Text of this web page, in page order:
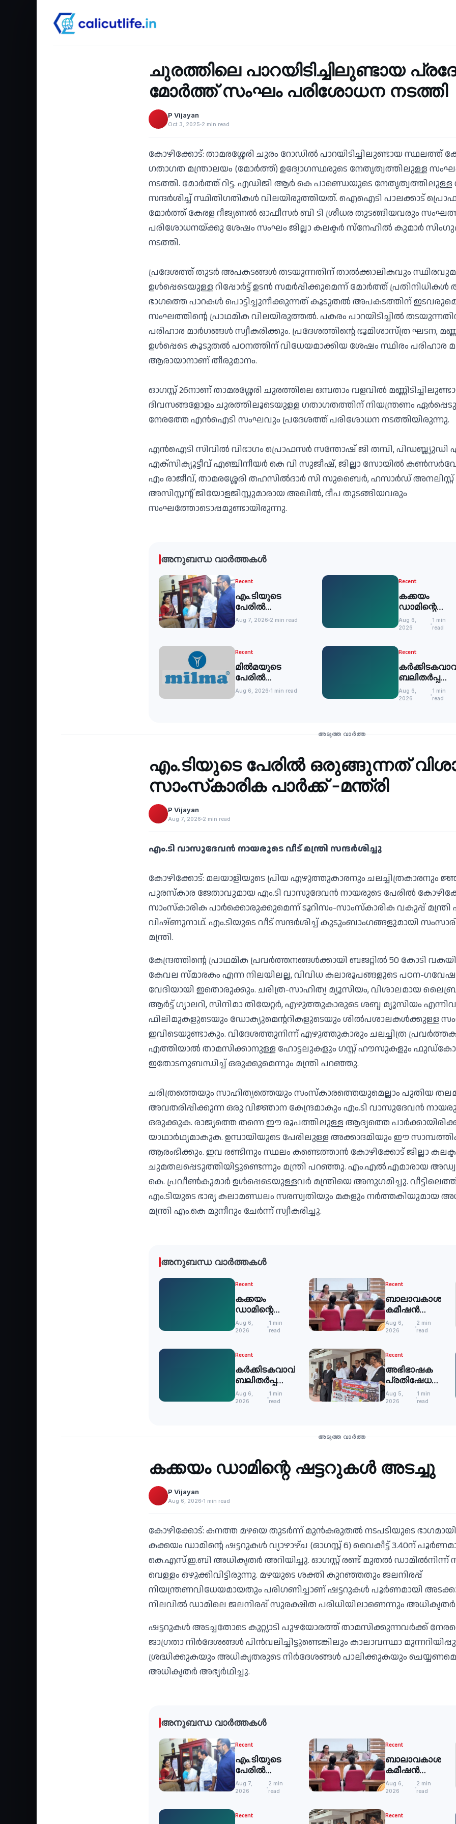
‹
ചുരത്തിലെ പാറയിടിച്ചിലുണ്ടായ
മോര്‍ത്ത് സംഘം പരിശോധന നടത്തി
P Vijayan
Oct 3, 2025 2 min read
കോഴിക്കോട്: താമരശ്ശേരി ചുരം റോഡില്‍ പാറയിടിച്ചിലുണ്ടായ സ്ഥലത്ത്
ഗതാഗത മന്ത്രാലയം (മോര്‍ത്ത്) ഉദ്യോഗസ്ഥരുടെ നേതൃത്വത്തിലുള്ള
നടത്തി. മോര്‍ത്ത് റിട്ട. എഡിജി ആര്‍ കെ പാണ്ഡെയുടെ
സന്ദര്‍ശിച്ച് സ്ഥിതിഗതികള്‍ വിലയിരുത്തിയത്. ഐഐടി പാലക്കാട്
മോര്‍ത്ത് കേരള റീജ്യണല്‍ ഓഫീസര്‍ ബി ടി ശ്രീധര തുടങ്ങിയവരും
പരിശോധനയ്ക്കു ശേഷം സംഘം ജില്ലാ കലക്ടര്‍ സ്‌നേഹില്‍ കുമാര്‍
നടത്തി.
പ്രദേശത്ത് തുടര്‍ അപകടങ്ങള്‍ തടയുന്നതിന് താല്‍ക്കാലികവും
ഉള്‍പ്പെടെയുള്ള റിപ്പോര്‍ട്ട് ഉടന്‍ സമര്‍പ്പിക്കുമെന്ന് മോര്‍ത്ത്
ഭാഗത്തെ പാറകള്‍ പൊട്ടിച്ചുനീക്കുന്നത് കൂടുതല്‍ അപകടത്തിന്
സംഘത്തിന്റെ പ്രാഥമിക വിലയിരുത്തല്‍. പകരം പാറയിടിച്ചില്‍
പരിഹാര മാര്‍ഗങ്ങള്‍ സ്വീകരിക്കും. പ്രദേശത്തിന്റെ ഭൂമിശാസ്ത്ര ഘടന,
ഉള്‍പ്പെടെ കൂടുതല്‍ പഠനത്തിന് വിധേയമാക്കിയ ശേഷം സ്ഥിരം പരിഹാര
ആരായാനാണ് തീരുമാനം.
ഓഗസ്റ്റ് 26നാണ് താമരശ്ശേരി ചുരത്തിലെ ഒമ്പതാം വളവില്‍
ദിവസങ്ങളോളം ചുരത്തിലൂടെയുള്ള ഗതാഗതത്തിന് നിയന്ത്രണം
നേരത്തേ എന്‍ഐടി സംഘവും പ്രദേശത്ത് പരിശോധന നടത്തിയിരുന്നു.
എന്‍ഐടി സിവില്‍ വിഭാഗം പ്രൊഫസര്‍ സന്തോഷ് ജി തമ്പി, പിഡബ്ല്യുഡി
എക്‌സിക്യൂട്ടീവ് എഞ്ചിനീയര്‍ കെ വി സുജീഷ്, ജില്ലാ സോയില്‍
എം രാജീവ്, താമരശ്ശേരി തഹസില്‍ദാര്‍ സി സുബൈര്‍, ഹസാര്‍ഡ് അനലിസ്റ്റ്
അസിസ്റ്റന്റ് ജിയോളജിസ്റ്റുമാരായ അഖില്‍, ദീപ തുടങ്ങിയവരും
സംഘത്തോടൊപ്പമുണ്ടായിരുന്നു.
അനുബന്ധ വാർത്തകൾ
Recent
എം.ടിയുടെ
പേരില്‍
ഒരുങ്ങുന്നത്
പാര്‍ക്ക് -മന്ത്രി
Aug 7, 2026 2 min read
Recent
കക്കയം
ഡാമിന്റെ
ഷട്ടറുകള്‍
അടച്ചു
Aug 6,
2026
1 min
read
Recent
മില്‍മയുടെ
പേരില്‍
വ്യാജസന്ദേശം:
Aug 6, 2026 1 min read
Recent
ബലിതര്‍പ്പണം:
ഹരിതചട്ടം
കര്‍ശനമായി
Aug 6,
2026
1 min
read
അടുത്ത വാർത്ത
‹
എം.ടിയുടെ പേരില്‍ ഒരുങ്ങുന്നത്
സാംസ്‌കാരിക പാര്‍ക്ക് -മന്ത്രി
P Vijayan
Aug 7, 2026 2 min read
എം.ടി വാസുദേവന്‍ നായരുടെ വീട് മന്ത്രി സന്ദര്‍ശിച്ചു
കോഴിക്കോട്: മലയാളിയുടെ പ്രിയ എഴുത്തുകാരനും ചലച്ചിത്രകാരനും
പുരസ്‌കാര ജേതാവുമായ എം.ടി വാസുദേവന്‍ നായരുടെ പേരില്‍
സാംസ്‌കാരിക പാര്‍ക്കൊരുക്കുമെന്ന് ടൂറിസം-സാംസ്‌കാരിക വകുപ്പ് മന്ത്രി
വിഷ്ണുനാഥ്. എം.ടിയുടെ വീട് സന്ദര്‍ശിച്ച് കുടുംബാംഗങ്ങളുമായി
മന്ത്രി.
കേന്ദ്രത്തിന്റെ പ്രാഥമിക പ്രവര്‍ത്തനങ്ങള്‍ക്കായി ബജറ്റില്‍ 50 കോടി
കേവല സ്മാരകം എന്ന നിലയിലല്ല, വിവിധ കലാരൂപങ്ങളുടെ പഠന-
വേദിയായി ഇതൊരുക്കും. ചരിത്ര-സാഹിത്യ മ്യൂസിയം, വിശാലമായ
ആര്‍ട്ട് ഗ്യാലറി, സിനിമാ തിയേറ്റര്‍, എഴുത്തുകാരുടെ ശബ്ദ മ്യൂസിയം
ഫിലിമുകളുടെയും ഡോക്യുമെന്ററികളുടെയും ശില്‍പശാലകള്‍ക്കുള്ള
ഇവിടെയുണ്ടാകും. വിദേശത്തുനിന്ന് എഴുത്തുകാരും ചലച്ചിത്ര
എത്തിയാല്‍ താമസിക്കാനുള്ള ഹോട്ടലുകളും ഗസ്റ്റ് ഹൗസുകളും
ഇതോടനുബന്ധിച്ച് ഒരുക്കുമെന്നും മന്ത്രി പറഞ്ഞു.
ചരിത്രത്തെയും സാഹിത്യത്തെയും സംസ്‌കാരത്തെയുമെല്ലാം പുതിയ
അവതരിപ്പിക്കുന്ന ഒരു വിജ്ഞാന കേന്ദ്രമാകും എം.ടി വാസുദേവന്‍
ഒരുക്കുക. രാജ്യത്തെ തന്നെ ഈ രൂപത്തിലുള്ള ആദ്യത്തെ
യാഥാര്‍ഥ്യമാകുക. ഉമ്പായിയുടെ പേരിലുള്ള അക്കാദമിയും ഈ
ആരംഭിക്കും. ഇവ രണ്ടിനും സ്ഥലം കണ്ടെത്താന്‍ കോഴിക്കോട് ജില്ലാ
ചുമതലപ്പെടുത്തിയിട്ടുണ്ടെന്നും മന്ത്രി പറഞ്ഞു. എം.എല്‍.എമാരായ
കെ. പ്രവീണ്‍കുമാര്‍ ഉള്‍പ്പെടെയുള്ളവര്‍ മന്ത്രിയെ അനുഗമിച്ചു.
എം.ടിയുടെ ഭാര്യ കലാമണ്ഡലം സരസ്വതിയും മകളും നര്‍ത്തകിയുമായ
മന്ത്രി എം.കെ മുനീറും ചേര്‍ന്ന് സ്വീകരിച്ചു.
അനുബന്ധ വാർത്തകൾ
Recent
കക്കയം
ഡാമിന്റെ
ഷട്ടറുകള്‍
അടച്ചു
Aug 6,
2026
1 min
read
Recent
ബാലാവകാശ
കമീഷന്‍
സിറ്റിങ്: 51
പരാതികള്‍
Aug 6,
2026
2 min
read
Recent
കര്‍ക്കിടകവാവ്
ബലിതര്‍പ്പണം:
ഹരിതചട്ടം
കര്‍ശനമായി
Aug 6,
2026
1 min
read
Recent
അഭിഭാഷക
പ്രതിഷേധ
ധർണ
Aug 5,
2026
1 min
read
അടുത്ത വാർത്ത
‹
കക്കയം ഡാമിന്റെ ഷട്ടറുകള്‍ അടച്ചു
P Vijayan
Aug 6, 2026 1 min read
കോഴിക്കോട്: കനത്ത മഴയെ തുടര്‍ന്ന് മുന്‍കരുതല്‍ നടപടിയുടെ
കക്കയം ഡാമിന്റെ ഷട്ടറുകള്‍ വ്യാഴാഴ്ച (ഓഗസ്റ്റ് 6) വൈകീട്ട് 3.40ന്
കെ.എസ്.ഇ.ബി അധികൃതര്‍ അറിയിച്ചു. ഓഗസ്റ്റ് രണ്ട് മുതല്‍ ഡാമില്‍നിന്ന്
വെള്ളം ഒഴുക്കിവിട്ടിരുന്നു. മഴയുടെ ശക്തി കുറഞ്ഞതും ജലനിരപ്പ്
നിയന്ത്രണവിധേയമായതും പരിഗണിച്ചാണ് ഷട്ടറുകള്‍ പൂര്‍ണമായി
നിലവില്‍ ഡാമിലെ ജലനിരപ്പ് സുരക്ഷിത പരിധിയിലാണെന്നും അധികൃതര്‍
ഷട്ടറുകള്‍ അടച്ചതോടെ കുറ്റ്യാടി പുഴയോരത്ത് താമസിക്കുന്നവര്‍ക്ക്
ജാഗ്രതാ നിര്‍ദേശങ്ങള്‍ പിന്‍വലിച്ചിട്ടുണ്ടെങ്കിലും കാലാവസ്ഥാ
ശ്രദ്ധിക്കുകയും അധികൃതരുടെ നിര്‍ദേശങ്ങള്‍ പാലിക്കുകയും
അധികൃതര്‍ അഭ്യര്‍ഥിച്ചു.
അനുബന്ധ വാർത്തകൾ
Recent
എം.ടിയുടെ
പേരില്‍
ഒരുങ്ങുന്നത്
വിശാലമായ
പാര്‍ക്ക് -മന്ത്രി
Aug 7,
2026
2 min
read
Recent
ബാലാവകാശ
കമീഷന്‍
സിറ്റിങ്: 51
പരാതികള്‍
Aug 6,
2026
2 min
read
Recent Recent